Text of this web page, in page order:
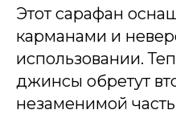
Этот сарафан
карманами и
использовании.
джинсы обретут
незаменимой